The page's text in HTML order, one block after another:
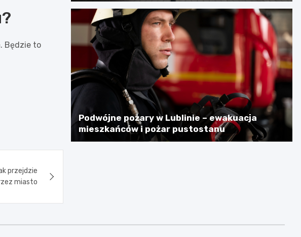
Będzie to
przejdzie
miasto
Podwójne pożary w Lublinie – ewakuacja
mieszkańców i pożar pustostanu